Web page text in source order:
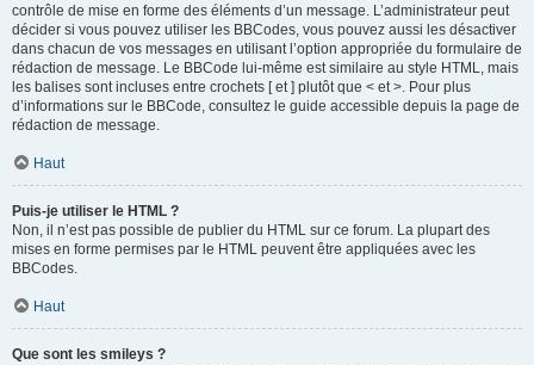
contrôle de mise en forme des éléments d’un message. L’administrateur peut
décider si vous pouvez utiliser les BBCodes, vous pouvez aussi les désactiver
dans chacun de vos messages en utilisant l’option appropriée du formulaire de
rédaction de message. Le BBCode lui-même est similaire au style HTML, mais
les balises sont incluses entre crochets [ et ] plutôt que < et >. Pour plus
d’informations sur le BBCode, consultez le guide accessible depuis la page de
rédaction de message.
Haut
Puis-je utiliser le HTML ?
Non, il n’est pas possible de publier du HTML sur ce forum. La plupart des
mises en forme permises par le HTML peuvent être appliquées avec les
BBCodes.
Haut
Que sont les smileys ?